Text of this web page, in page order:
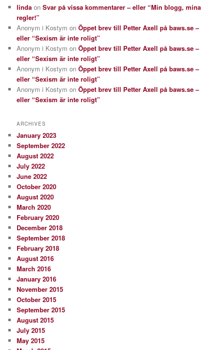
linda onSvar på vissa kommentarer – eller “Min blogg, mina
regler!”
Anonym i Kostym onÖppet brev till Petter Axell på baws.se –
eller “Sexism är inte roligt”
Anonym i Kostym onÖppet brev till Petter Axell på baws.se –
eller “Sexism är inte roligt”
Anonym i Kostym onÖppet brev till Petter Axell på baws.se –
eller “Sexism är inte roligt”
Anonym i Kostym onÖppet brev till Petter Axell på baws.se –
eller “Sexism är inte roligt”
ARCHIVES
January 2023
September 2022
August 2022
July 2022
June 2022
October 2020
August 2020
March 2020
February 2020
December 2018
September 2018
February 2018
August 2016
March 2016
January 2016
November 2015
October 2015
September 2015
August 2015
July 2015
May 2015